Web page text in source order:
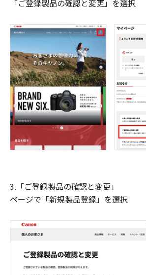
「ご登録製品の確認と変更」を選択
3.「ご登録製品の確認と変更」
ページで「新規製品登録」を選択